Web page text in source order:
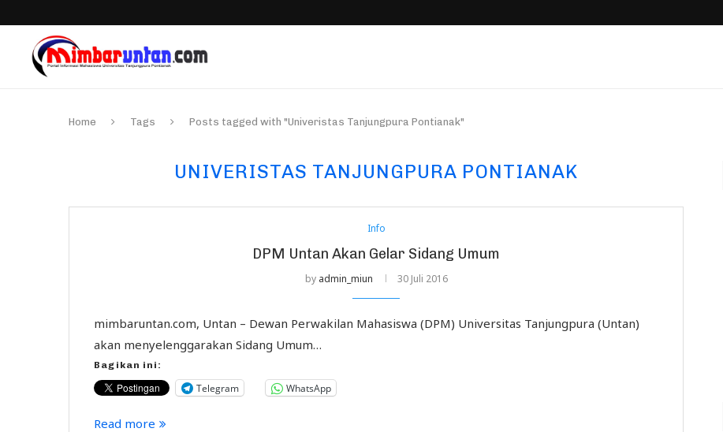
Home Tags Posts tagged with "Univeristas Tanjungpura Pontianak"
UNIVERISTAS TANJUNGPURA PONTIANAK
Info
DPM Untan Akan Gelar Sidang Umum
by admin_miun 30 Juli 2016
mimbaruntan.com, Untan – Dewan Perwakilan Mahasiswa (DPM) Universitas Tanjungpura (Untan)
akan menyelenggarakan Sidang Umum…
Bagikan ini:
Telegram WhatsApp
Read more